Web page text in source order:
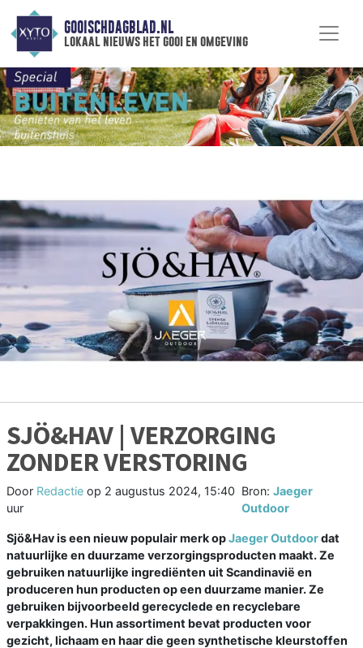
GOOISCHDAGBLAD.NL
lokaal nieuws het gooi en omgeving
SJÖ&HAV | VERZORGING
ZONDER VERSTORING
Door Redactie op 2 augustus 2024, 15:40
uur
Bron:Jaeger
Outdoor
Sjö&Hav is een nieuw populair merk opJaeger Outdoordat
natuurlijke en duurzame verzorgingsproducten maakt. Ze
gebruiken natuurlijke ingrediënten uit Scandinavië en
produceren hun producten op een duurzame manier. Ze
gebruiken bijvoorbeeld gerecyclede en recyclebare
verpakkingen. Hun assortiment bevat producten voor
gezicht, lichaam en haar die geen synthetische kleurstoffen